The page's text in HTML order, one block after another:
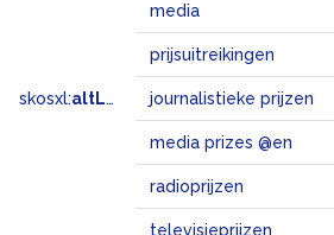
media
prijsuitreikingen
skosxl:altLabel journalistieke prijzen
media prizes @en
radioprijzen
televisieprijzen